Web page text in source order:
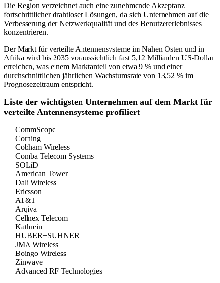
Die Region verzeichnet auch eine zunehmende Akzeptanz
fortschrittlicher drahtloser Lösungen, da sich Unternehmen auf die
Verbesserung der Netzwerkqualität und des Benutzererlebnisses
konzentrieren.
Der Markt für verteilte Antennensysteme im Nahen Osten und in
Afrika wird bis 2035 voraussichtlich fast 5,12 Milliarden US-Dollar
erreichen, was einem Marktanteil von etwa 9 % und einer
durchschnittlichen jährlichen Wachstumsrate von 13,52 % im
Prognosezeitraum entspricht.
Liste der wichtigsten Unternehmen auf dem Markt für
verteilte Antennensysteme profiliert
CommScope
Corning
Cobham Wireless
Comba Telecom Systems
SOLiD
American Tower
Dali Wireless
Ericsson
AT&T
Arqiva
Cellnex Telecom
Kathrein
HUBER+SUHNER
JMA Wireless
Boingo Wireless
Zinwave
Advanced RF Technologies